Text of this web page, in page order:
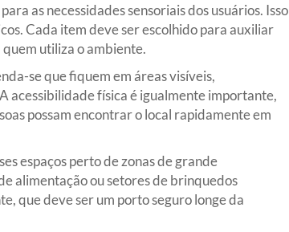
as necessidades sensoriais dos usuários. Isso
Cada item deve ser escolhido para auxiliar
utiliza o ambiente.
se que fiquem em áreas visíveis,
acessibilidade física é igualmente importante,
possam encontrar o local rapidamente em
espaços perto de zonas de grande
alimentação ou setores de brinquedos
que deve ser um porto seguro longe da